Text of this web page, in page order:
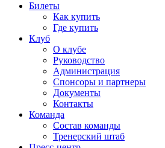
Билеты
Как купить
Где купить
Клуб
О клубе
Руководство
Администрация
Спонсоры и партнеры
Документы
Контакты
Команда
Состав команды
Тренерский штаб